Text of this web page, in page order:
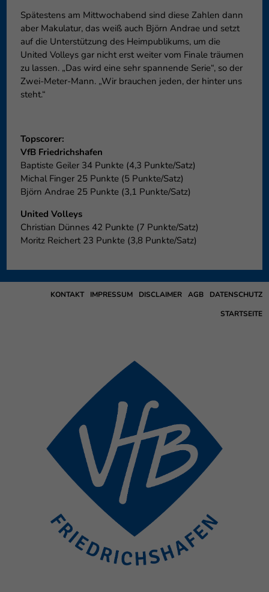
Spätestens am Mittwochabend sind diese Zahlen dann
aber Makulatur, das weiß auch Björn Andrae und setzt
auf die Unterstützung des Heimpublikums, um die
United Volleys gar nicht erst weiter vom Finale träumen
zu lassen. „Das wird eine sehr spannende Serie“, so der
Zwei-Meter-Mann. „Wir brauchen jeden, der hinter uns
steht.“
Topscorer:
VfB Friedrichshafen
Baptiste Geiler 34 Punkte (4,3 Punkte/Satz)
Michal Finger 25 Punkte (5 Punkte/Satz)
Björn Andrae 25 Punkte (3,1 Punkte/Satz)
United Volleys
Christian Dünnes 42 Punkte (7 Punkte/Satz)
Moritz Reichert 23 Punkte (3,8 Punkte/Satz)
DATENSCHUTZ
AGB
DISCLAIMER
IMPRESSUM
KONTAKT
STARTSEITE